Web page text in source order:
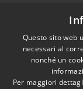
Dichiarazione di
RSS
Questo sito web
necessari al
nonché un
Per maggiori